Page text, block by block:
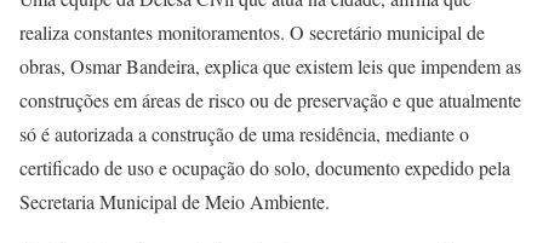
realiza constantes monitoramentos. O secretário municipal de
obras, Osmar Bandeira, explica que existem leis que impendem as
construções em áreas de risco ou de preservação e que atualmente
só é autorizada a construção de uma residência, mediante o
certificado de uso e ocupação do solo, documento expedido pela
Secretaria Municipal de Meio Ambiente.